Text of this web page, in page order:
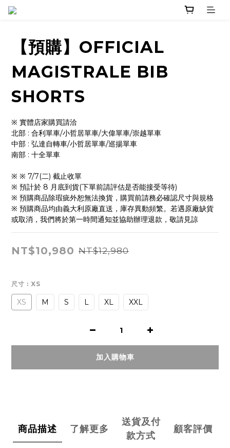
【預購】OFFICIAL
MAGISTRALE BIB
SHORTS
※ 實體店家購買請洽
北部 : 合利單車/小哲居單車/大偉單車/崇越單車
中部 : 弘達自轉車/小哲居單車/巡揚單車
南部 : 十全單車
※ ※ 7/7(二) 截止收單
※ 預計於 8 月底到貨(下單前請評估是否能接受等待)
※ 預購商品除瑕疵外恕無法換貨，購買前請務必確認尺寸與規格
※ 預購商品均由義大利原廠直送，庫存異動頻繁。若遇原廠缺貨
或取消，我們將於第一時間通知並協助辦理退款，敬請見諒
NT$10,980 NT$12,980
尺寸 : XS
XS M S L XL XXL
加入購物車
商品描述 了解更多
送貨及付
款方式
顧客評價